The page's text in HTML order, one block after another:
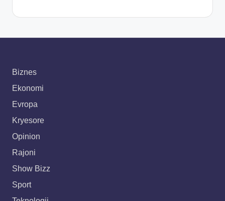
Biznes
Ekonomi
Evropa
Kryesore
Opinion
Rajoni
Show Bizz
Sport